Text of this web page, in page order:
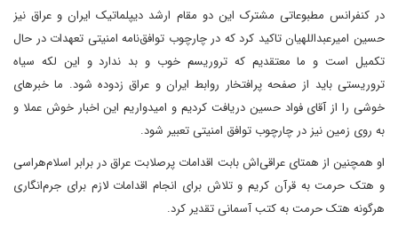
در کنفرانس مطبوعاتی مشترک این دو مقام ارشد دیپلماتیک ایران و عراق نیز
حسین امیرعبداللهیان تاکید کرد که در چارچوب توافق‌نامه امنیتی تعهدات در حال
تکمیل است و ما معتقدیم که تروریسم خوب و بد ندارد و این لکه سیاه
تروریستی باید از صفحه پرافتخار روابط ایران و عراق زدوده شود. ما خبرهای
خوشی را از آقای فواد حسین دریافت کردیم و امیدواریم این اخبار خوش عملا و
به روی زمین نیز در چارچوب توافق امنیتی تعبیر شود.
او همچنین از همتای عراقی‌اش بابت اقدامات پرصلابت عراق در برابر اسلام‌هراسی
و هتک حرمت به قرآن کریم و تلاش برای انجام اقدامات لازم برای جرم‌انگاری
هرگونه هتک حرمت به کتب آسمانی تقدیر کرد.